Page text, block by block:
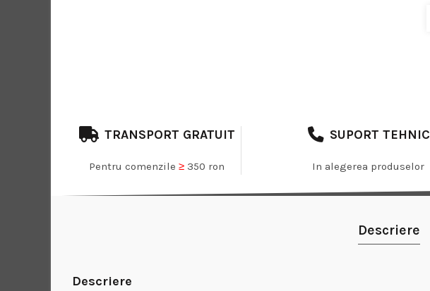
TRANSPORT GRATUIT
Pentru comenzile ≥350 ron
SUPORT TEHNIC
In alegerea produselor
Descriere
Descriere